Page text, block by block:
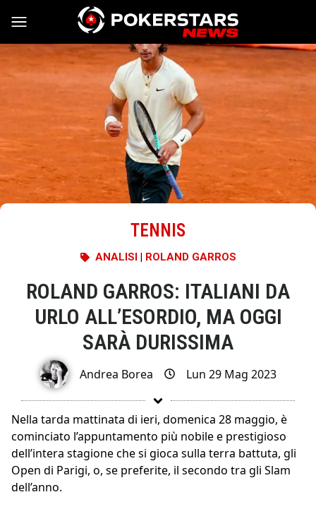
Vai al contenuto
TENNIS
ANALISI| ROLAND GARROS
ROLAND GARROS: ITALIANI DA
URLO ALL’ESORDIO, MA OGGI
SARÀ DURISSIMA
Andrea Borea Lun 29 Mag 2023
Nella tarda mattinata di ieri, domenica 28 maggio, è
cominciato l’appuntamento più nobile e prestigioso
dell’intera stagione che si gioca sulla terra battuta, gli
Open di Parigi, o, se preferite, il secondo tra gli Slam
dell’anno.